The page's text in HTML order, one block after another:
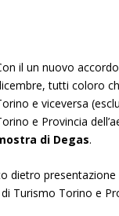
il un nuovo
tutti coloro
e viceversa
e Provincia
di Degas.
dietro
Turismo Torino e